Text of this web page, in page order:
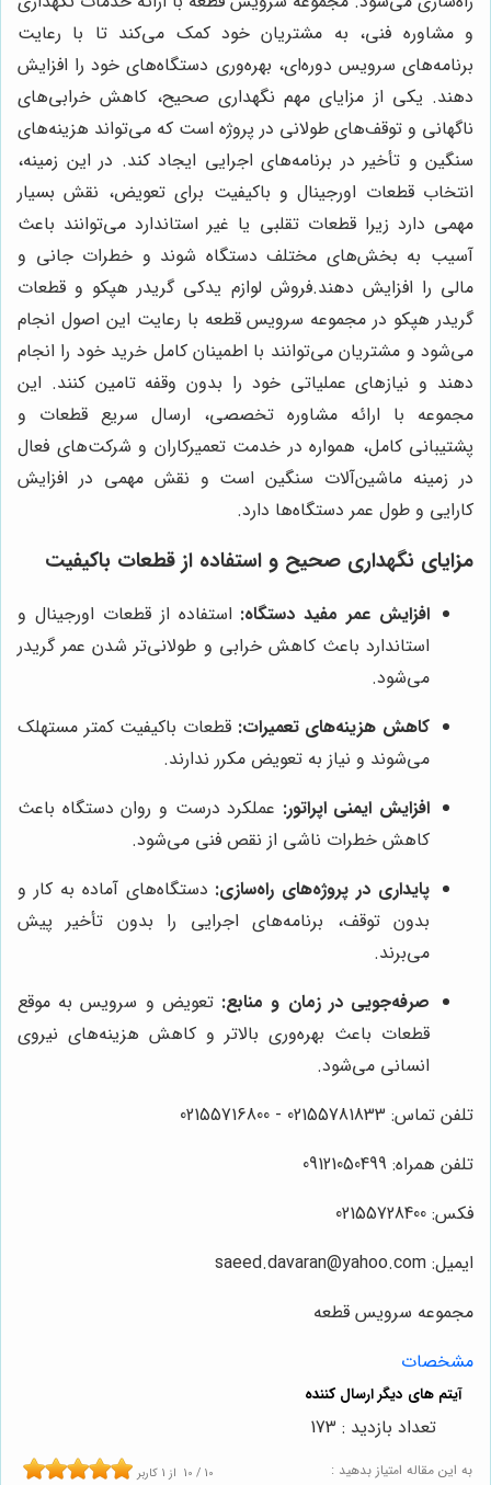
و مشاوره فنی، به مشتریان خود کمک می‌کند تا با رعایت
برنامه‌های سرویس دوره‌ای، بهره‌وری دستگاه‌های خود را افزایش
دهند. یکی از مزایای مهم نگهداری صحیح، کاهش خرابی‌های
ناگهانی و توقف‌های طولانی در پروژه است که می‌تواند هزینه‌های
سنگین و تأخیر در برنامه‌های اجرایی ایجاد کند. در این زمینه،
انتخاب قطعات اورجینال و باکیفیت برای تعویض، نقش بسیار
مهمی دارد زیرا قطعات تقلبی یا غیر استاندارد می‌توانند باعث
آسیب به بخش‌های مختلف دستگاه شوند و خطرات جانی و
مالی را افزایش دهند.فروش لوازم يدكى گريدر هپكو و قطعات
گريدر هپكو در مجموعه سرویس قطعه با رعایت این اصول انجام
می‌شود و مشتریان می‌توانند با اطمینان کامل خرید خود را انجام
دهند و نیازهای عملیاتی خود را بدون وقفه تامین کنند. این
مجموعه با ارائه مشاوره تخصصی، ارسال سریع قطعات و
پشتیبانی کامل، همواره در خدمت تعمیرکاران و شرکت‌های فعال
در زمینه ماشین‌آلات سنگین است و نقش مهمی در افزایش
کارایی و طول عمر دستگاه‌ها دارد.
مزایای نگهداری صحیح و استفاده از قطعات باکیفیت
افزایش عمر مفید دستگاه: استفاده از قطعات اورجینال و
استاندارد باعث کاهش خرابی و طولانی‌تر شدن عمر گريدر
می‌شود.
کاهش هزینه‌های تعمیرات: قطعات باکیفیت کمتر مستهلک
می‌شوند و نیاز به تعویض مکرر ندارند.
افزایش ایمنی اپراتور: عملکرد درست و روان دستگاه باعث
کاهش خطرات ناشی از نقص فنی می‌شود.
پایداری در پروژه‌های راه‌سازی: دستگاه‌های آماده به کار و
بدون توقف، برنامه‌های اجرایی را بدون تأخیر پیش
می‌برند.
صرفه‌جویی در زمان و منابع: تعویض و سرویس به موقع
قطعات باعث بهره‌وری بالاتر و کاهش هزینه‌های نیروی
انسانی می‌شود.
تلفن تماس: 02155781833 - 02155716800
تلفن همراه: 09121050499
فکس: 02155728400
ایمیل: saeed.davaran@yahoo.com
مجموعه سرویس قطعه
مشخصات
به این مقاله امتیاز بدهید : 10 / 10 از 1 کاربر
تعداد بازدید : 173